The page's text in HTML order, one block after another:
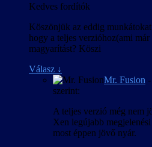
Kedves fordítók
Köszönjük az eddig
hogy a teljes verzióhoz(ami
magyarítást? Köszi
Válasz ↓
Mr. Fusion -
szerint:
A teljes verzió még nem
Xen legújabb
most éppen jövő nyár.